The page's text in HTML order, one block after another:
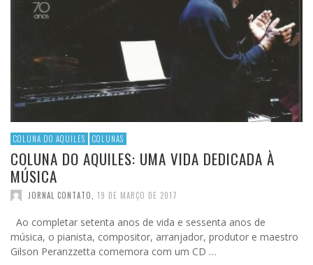
COLUNA DO AQUILES COLUNAS
COLUNA DO AQUILES: UMA VIDA DEDICADA À
MÚSICA
JORNAL CONTATO, 19 DE MARÇO DE 2017
Ao completar setenta anos de vida e sessenta anos de
música, o pianista, compositor, arranjador, produtor e maestro
Gilson Peranzzetta comemora com um CD …